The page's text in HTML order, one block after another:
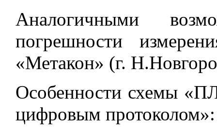
Аналогичными
погрешности
«Метакон» (г.
Особенности схемы
цифровым протоколом»: